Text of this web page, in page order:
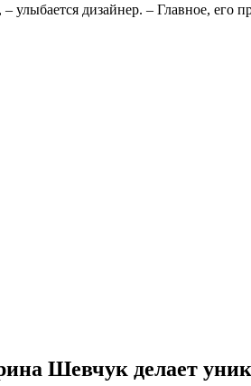
улыбается дизайнер. – Главное, его
Шевчук делает